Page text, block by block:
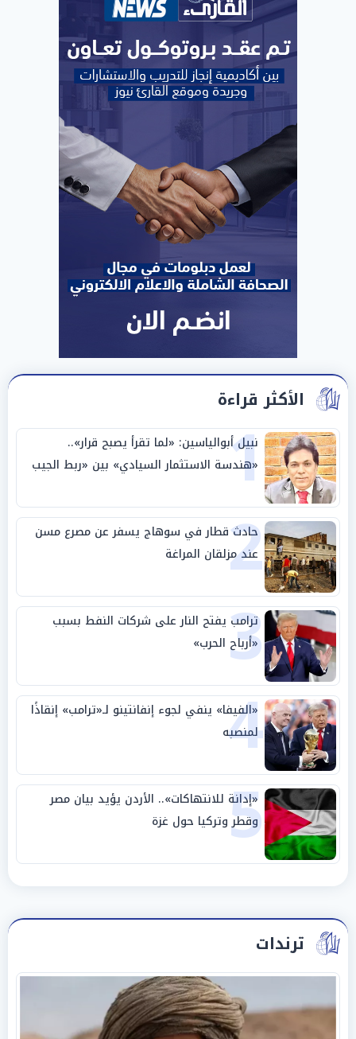
الأكثر قراءة
1
نبيل أبوالياسين: «لما تقرأ يصبح قرار»..
«هندسة الاستثمار السيادي» بين «ربط الجيب
بالوطن» و«سيادة الكلمة»
2
حادث قطار في سوهاج يسفر عن مصرع مسن
عند مزلقان المراغة
3
ترامب يفتح النار على شركات النفط بسبب
«أرباح الحرب»
4
«الفيفا» ينفي لجوء إنفانتينو لـ«ترامب» إنقاذًا
لمنصبه
5
«إدانة للانتهاكات».. الأردن يؤيد بيان مصر
وقطر وتركيا حول غزة
ترندات